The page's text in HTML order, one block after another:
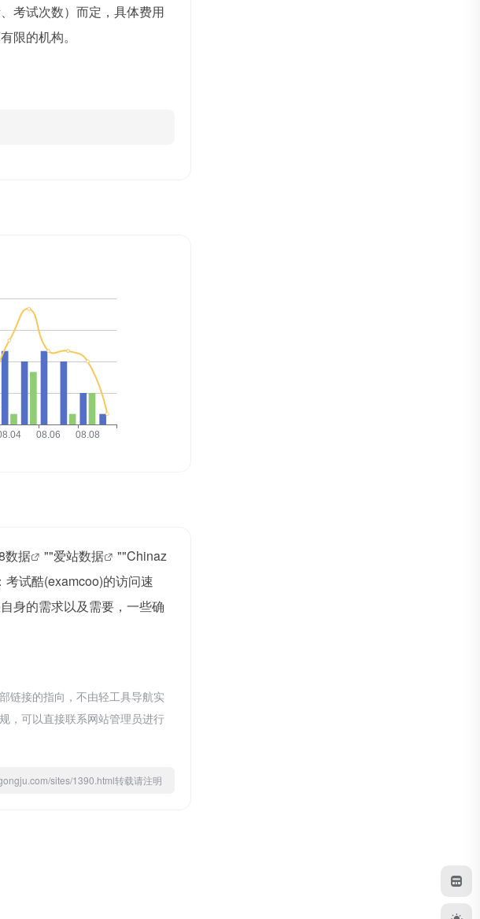
考试次数）而定，具体费用
限的机构。
数据 ""爱站数据 ""Chinaz
试酷(examcoo)的访问速
身的需求以及需要，一些确
链接的指向，不由轻工具导航实
，可以直接联系网站管理员进行
sites/1390.html转载请注明